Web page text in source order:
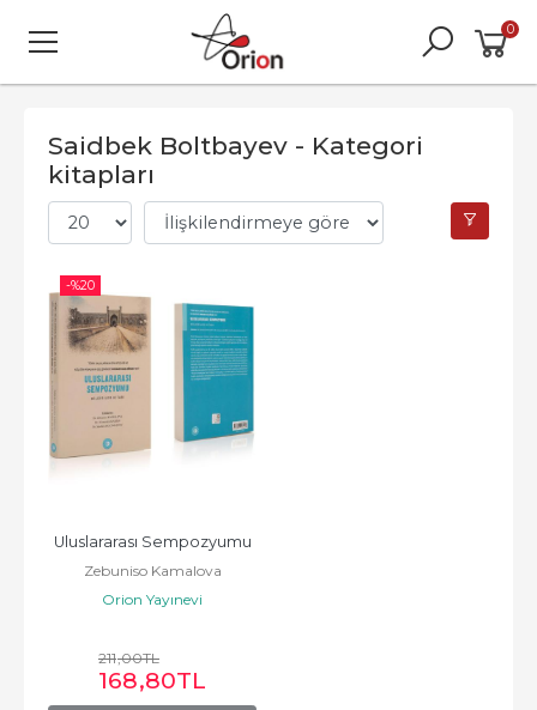
0
Saidbek Boltbayev - Kategori
kitapları
-%20
Uluslararası Sempozyumu
Zebuniso Kamalova
Orion Yayınevi
211,00TL
168,80TL